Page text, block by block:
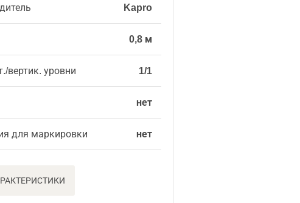
Kapro
0,8 м
вертик. уровни 1/1
нет
для маркировки нет